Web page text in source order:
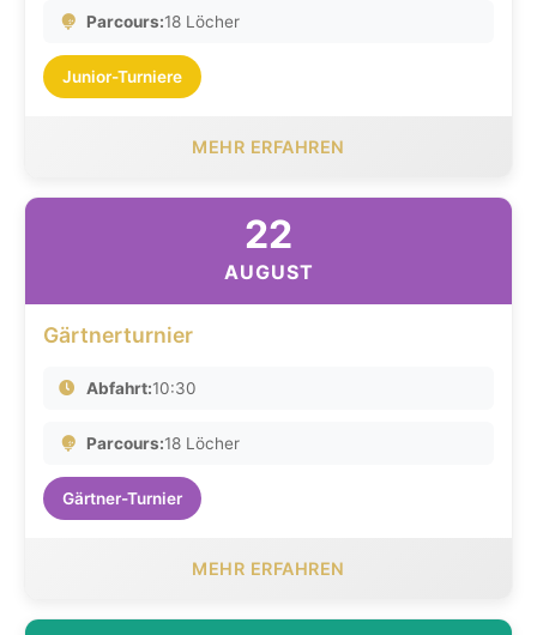
Parcours:18 Löcher
Junior-Turniere
MEHR ERFAHREN
22
AUGUST
Gärtnerturnier
Abfahrt:10:30
Parcours:18 Löcher
Gärtner-Turnier
MEHR ERFAHREN